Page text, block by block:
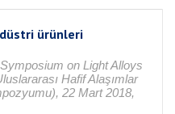
ürünleri
on Light Alloys
Hafif Alaşımlar
22 Mart 2018,